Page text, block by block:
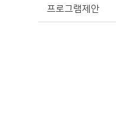
프로그램제안